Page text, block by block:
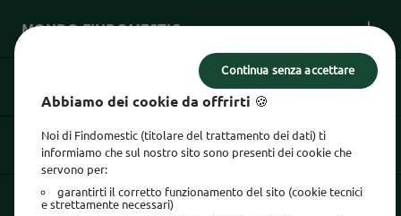
MONDO FINDOMESTIC
INFORMAZIONI LEGALI
SEGUICI SU
Abbiamo dei cookie da offrirti 🍪
Noi di Findomestic (titolare del trattamento dei dati) ti
informiamo che sul nostro sito sono presenti dei cookie che
servono per:
garantirti il corretto funzionamento del sito (cookie tecnici
e strettamente necessari)
Continua senza accettare